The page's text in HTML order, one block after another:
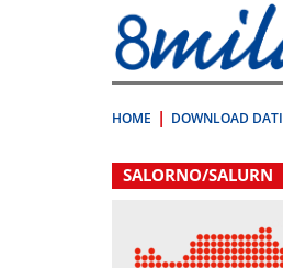
direttamente
a:
Contenuto
HOME DOWNLOAD DATI
.
SALORNO/SALURN